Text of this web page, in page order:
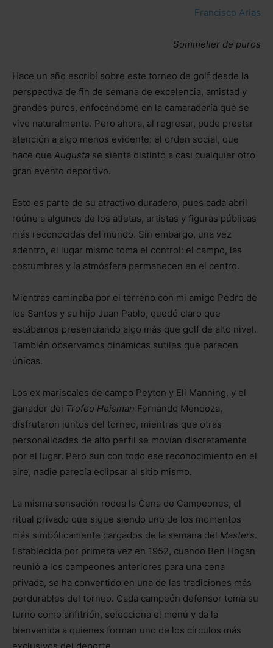
Francisco Arias
Sommelier de puros
Hace un año escribí sobre este torneo de golf desde la
perspectiva de fin de semana de excelencia, amistad y
grandes puros, enfocándome en la camaradería que se
vive naturalmente. Pero ahora, al regresar, pude prestar
atención a algo menos evidente: el orden social, que
hace que Augusta se sienta distinto a casi cualquier otro
gran evento deportivo.
Esto es parte de su atractivo duradero, pues cada abril
reúne a algunos de los atletas, artistas y figuras públicas
más reconocidas del mundo. Sin embargo, una vez
adentro, el lugar mismo toma el control: el campo, las
costumbres y la atmósfera permanecen en el centro.
Mientras caminaba por el terreno con mi amigo Pedro de
los Santos y su hijo Juan Pablo, quedó claro que
estábamos presenciando algo más que golf de alto nivel.
También observamos dinámicas sutiles que parecen
únicas.
Los ex mariscales de campo Peyton y Eli Manning, y el
ganador del Trofeo Heisman Fernando Mendoza,
disfrutaron juntos del torneo, mientras que otras
personalidades de alto perfil se movían discretamente
por el lugar. Pero aun con todo ese reconocimiento en el
aire, nadie parecía eclipsar al sitio mismo.
La misma sensación rodea la Cena de Campeones, el
ritual privado que sigue siendo uno de los momentos
más simbólicamente cargados de la semana del Masters.
Establecida por primera vez en 1952, cuando Ben Hogan
reunió a los campeones anteriores para una cena
privada, se ha convertido en una de las tradiciones más
perdurables del torneo. Cada campeón defensor toma su
turno como anfitrión, selecciona el menú y da la
bienvenida a quienes forman uno de los círculos más